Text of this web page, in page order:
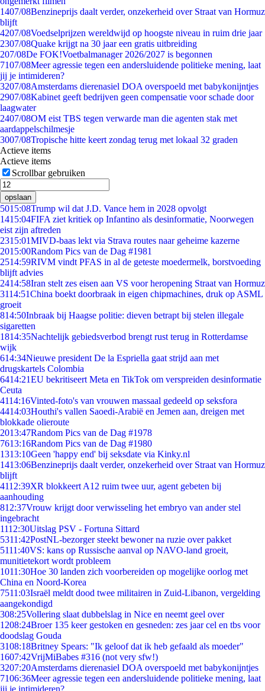
1407/08Benzineprijs daalt verder, onzekerheid over Straat van Hormuz
blijft
4207/08Voedselprijzen wereldwijd op hoogste niveau in ruim drie jaar
2307/08Quake krijgt na 30 jaar een gratis uitbreiding
207/08De FOK!Voetbalmanager 2026/2027 is begonnen
7107/08Meer agressie tegen een andersluidende politieke mening, laat
jij je intimideren?
3207/08Amsterdams dierenasiel DOA overspoeld met babykonijntjes
2907/08Kabinet geeft bedrijven geen compensatie voor schade door
laagwater
2407/08OM eist TBS tegen verwarde man die agenten stak met
aardappelschilmesje
3007/08Tropische hitte keert zondag terug met lokaal 32 graden
Actieve items
Actieve items
Scrollbar gebruiken
opslaan
5015:08Trump wil dat J.D. Vance hem in 2028 opvolgt
1415:04FIFA ziet kritiek op Infantino als desinformatie, Noorwegen
eist zijn aftreden
2315:01MIVD-baas lekt via Strava routes naar geheime kazerne
2015:00Random Pics van de Dag #1981
2514:59RIVM vindt PFAS in al de geteste moedermelk, borstvoeding
blijft advies
2414:58Iran stelt zes eisen aan VS voor heropening Straat van Hormuz
3114:51China boekt doorbraak in eigen chipmachines, druk op ASML
groeit
814:50Inbraak bij Haagse politie: dieven betrapt bij stelen illegale
sigaretten
1814:35Nachtelijk gebiedsverbod brengt rust terug in Rotterdamse
wijk
614:34Nieuwe president De la Espriella gaat strijd aan met
drugskartels Colombia
6414:21EU bekritiseert Meta en TikTok om verspreiden desinformatie
Ceuta
4114:16Vinted-foto's van vrouwen massaal gedeeld op seksfora
4414:03Houthi's vallen Saoedi-Arabië en Jemen aan, dreigen met
blokkade olieroute
2013:47Random Pics van de Dag #1978
7613:16Random Pics van de Dag #1980
1313:10Geen 'happy end' bij seksdate via Kinky.nl
1413:06Benzineprijs daalt verder, onzekerheid over Straat van Hormuz
blijft
4112:39XR blokkeert A12 ruim twee uur, agent gebeten bij
aanhouding
812:37Vrouw krijgt door verwisseling het embryo van ander stel
ingebracht
1112:30Uitslag PSV - Fortuna Sittard
5311:42PostNL-bezorger steekt bewoner na ruzie over pakket
5111:40VS: kans op Russische aanval op NAVO-land groeit,
munitietekort wordt probleem
1011:30Hoe 30 landen zich voorbereiden op mogelijke oorlog met
China en Noord-Korea
7511:03Israël meldt dood twee militairen in Zuid-Libanon, vergelding
aangekondigd
308:25Vollering slaat dubbelslag in Nice en neemt geel over
1208:24Broer 135 keer gestoken en gesneden: zes jaar cel en tbs voor
doodslag Gouda
3108:18Britney Spears: "Ik geloof dat ik heb gefaald als moeder"
1607:42VrijMiBabes #316 (not very sfw!)
3207:20Amsterdams dierenasiel DOA overspoeld met babykonijntjes
7106:36Meer agressie tegen een andersluidende politieke mening, laat
jij je intimideren?